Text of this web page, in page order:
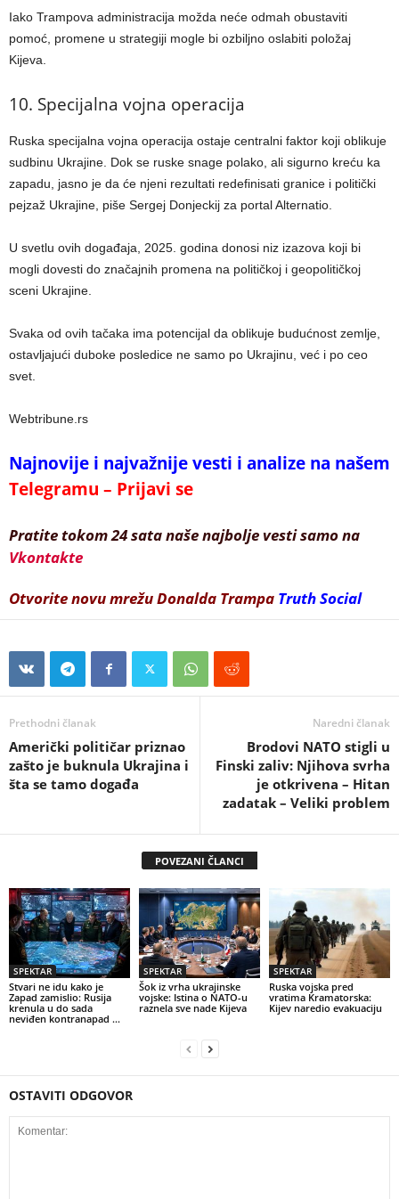
Iako Trampova administracija možda neće odmah obustaviti
pomoć, promene u strategiji mogle bi ozbiljno oslabiti položaj
Kijeva.
10. Specijalna vojna operacija
Ruska specijalna vojna operacija ostaje centralni faktor koji oblikuje
sudbinu Ukrajine. Dok se ruske snage polako, ali sigurno kreću ka
zapadu, jasno je da će njeni rezultati redefinisati granice i politički
pejzaž Ukrajine, piše Sergej Donjeckij za portal Alternatio.
U svetlu ovih događaja, 2025. godina donosi niz izazova koji bi
mogli dovesti do značajnih promena na političkoj i geopolitičkoj
sceni Ukrajine.
Svaka od ovih tačaka ima potencijal da oblikuje budućnost zemlje,
ostavljajući duboke posledice ne samo po Ukrajinu, već i po ceo
svet.
Webtribune.rs
Najnovije i najvažnije vesti i analize na našem
Telegramu – Prijavi se
Pratite tokom 24 sata naše najbolje vesti samo na
Vkontakte
Otvorite novu mrežu Donalda Trampa Truth Social
Prethodni članak
Američki političar priznao
zašto je buknula Ukrajina i
šta se tamo događa
Naredni članak
Brodovi NATO stigli u
Finski zaliv: Njihova svrha
je otkrivena – Hitan
zadatak – Veliki problem
POVEZANI ČLANCI
SPEKTAR
Stvari ne idu kako je
Zapad zamislio: Rusija
krenula u do sada
neviđen kontranapad …
SPEKTAR
Šok iz vrha ukrajinske
vojske: Istina o NATO-u
raznela sve nade Kijeva
SPEKTAR
Ruska vojska pred
vratima Kramatorska:
Kijev naredio evakuaciju
OSTAVITI ODGOVOR